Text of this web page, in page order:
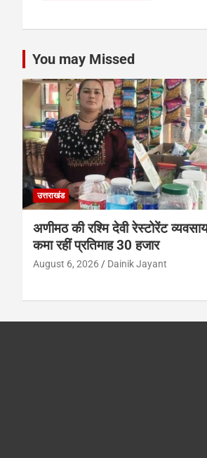
You may Missed
उत्तराखंड
अणीमठ की रश्मि देवी रेस्टोरेंट
कमा रहीं प्रतिमाह 30 हजार
August 6, 2026 Dainik Jayant